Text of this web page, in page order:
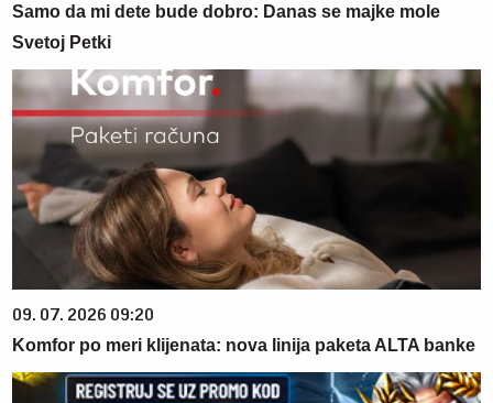
Samo da mi dete bude dobro: Danas se majke mole
Svetoj Petki
09. 07. 2026 09:20
Komfor po meri klijenata: nova linija paketa ALTA banke